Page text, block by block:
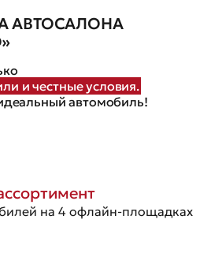
АВТОСАЛОНА
и честные условия.
автомобиль!
на 4 офлайн-площадках